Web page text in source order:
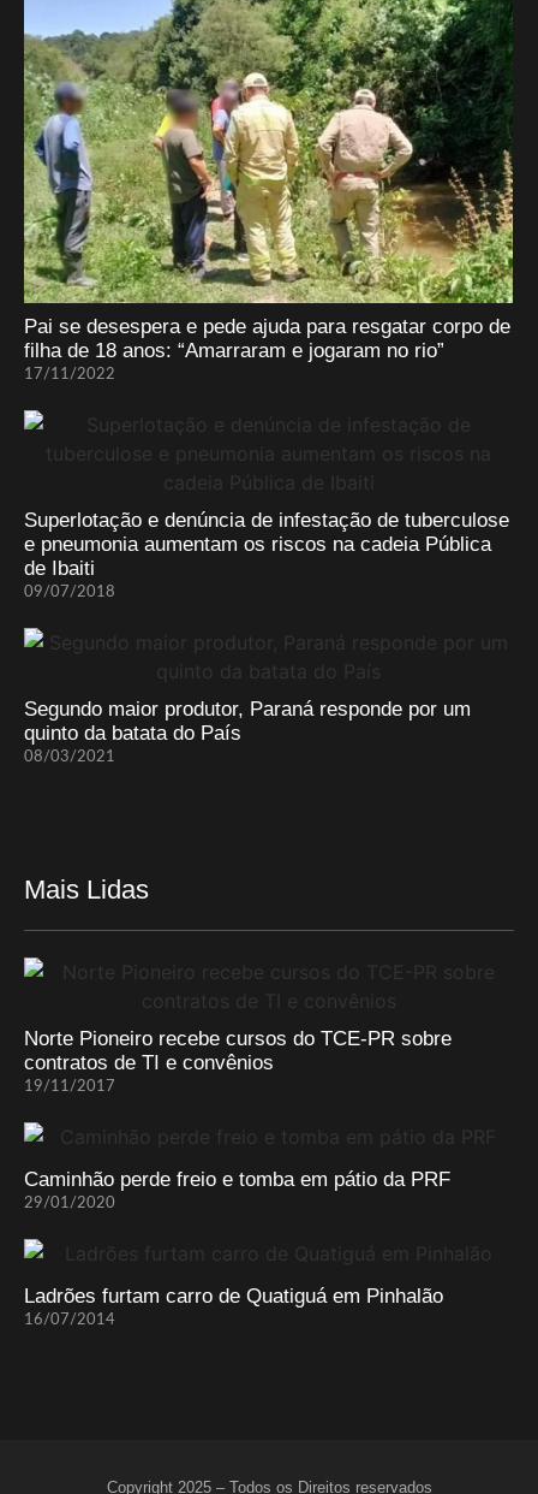
Pai se desespera e pede ajuda para resgatar corpo de
filha de 18 anos: “Amarraram e jogaram no rio”
17/11/2022
Superlotação e denúncia de infestação de tuberculose
e pneumonia aumentam os riscos na cadeia Pública
de Ibaiti
09/07/2018
Segundo maior produtor, Paraná responde por um
quinto da batata do País
08/03/2021
Mais Lidas
Norte Pioneiro recebe cursos do TCE-PR sobre
contratos de TI e convênios
19/11/2017
Caminhão perde freio e tomba em pátio da PRF
29/01/2020
Ladrões furtam carro de Quatiguá em Pinhalão
16/07/2014
Copyright 2025 – Todos os Direitos reservados